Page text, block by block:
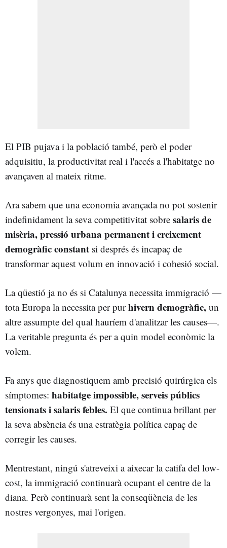
El PIB pujava i la població també, però el poder
adquisitiu, la productivitat real i l'accés a l'habitatge no
avançaven al mateix ritme.
Ara sabem que una economia avançada no pot sostenir
indefinidament la seva competitivitat sobre salaris de
misèria, pressió urbana permanent i creixement
demogràfic constant si després és incapaç de
transformar aquest volum en innovació i cohesió social.
La qüestió ja no és si Catalunya necessita immigració —
tota Europa la necessita per purhivern demogràfic, un
altre assumpte del qual hauríem d'analitzar les causes—.
La veritable pregunta és per a quin model econòmic la
volem.
Fa anys que diagnostiquem amb precisió quirúrgica els
símptomes: habitatge impossible, serveis públics
tensionats i salaris febles. El que continua brillant per
la seva absència és una estratègia política capaç de
corregir les causes.
Mentrestant, ningú s'atreveixi a aixecar la catifa del low-
cost, la immigració continuarà ocupant el centre de la
diana. Però continuarà sent la conseqüència de les
nostres vergonyes, mai l'origen.